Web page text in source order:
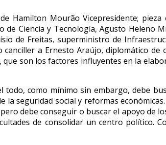
Hamilton Mourão Vicepresidente;
Ciencia y Tecnología, Agusto Heleno
de Freitas, superministro de
a Ernesto Araújo, diplomático de
son los factores influyentes en la
como mínimo sin embargo, debe
seguridad social y reformas
debe conseguir o buscar el apoyo de
de consolidar un centro político.